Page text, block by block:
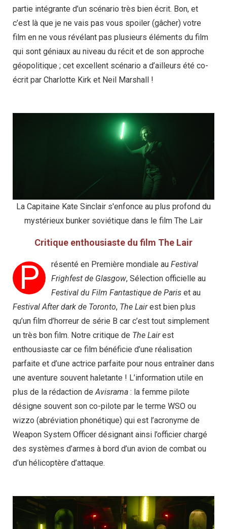
partie intégrante d’un scénario très bien écrit. Bon, et
c’est là que je ne vais pas vous spoiler (gâcher) votre
film en ne vous révélant pas plusieurs éléments du film
qui sont géniaux au niveau du récit et de son approche
géopolitique ; cet excellent scénario a d’ailleurs été co-
écrit par Charlotte Kirk et Neil Marshall !
La Capitaine Kate Sinclair s'enfonce au plus profond du
mystérieux bunker soviétique dans le film The Lair
Critique enthousiaste du film The Lair
P résenté en Première mondiale au Festival
Frighfest de Glasgow, Sélection officielle au
Festival du Film Fantastique de Paris et au
Festival After dark de Toronto, The Lairest bien plus
qu’un film d’horreur de série B car c’est tout simplement
un très bon film. Notre critique de The Lairest
enthousiaste car ce film bénéficie d’une réalisation
parfaite et d’une actrice parfaite pour nous entraîner dans
une aventure souvent haletante ! L’information utile en
plus de la rédaction deAvisrama : la femme pilote
désigne souvent son co-pilote par le terme WSO ou
wizzo (abréviation phonétique) qui est l’acronyme de
Weapon System Officer désignant ainsi l’officier chargé
des systèmes d’armes à bord d’un avion de combat ou
d’un hélicoptère d’attaque.